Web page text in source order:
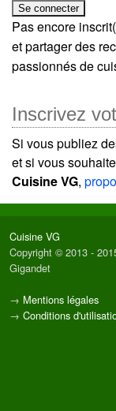
Pas encore
et partager des
passionnés de
Inscrivez
Si vous publiez
et si vous
Cuisine VG,
Cuisine VG
Copyright © 2013 -
Gigandet
→ Mentions légales
→ Conditions